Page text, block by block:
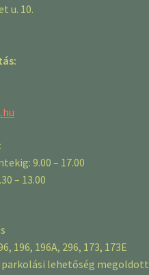
u. 10.
9.00 – 17.00
– 13.00
196, 196A, 296, 173, 173E
lehetőség megoldott